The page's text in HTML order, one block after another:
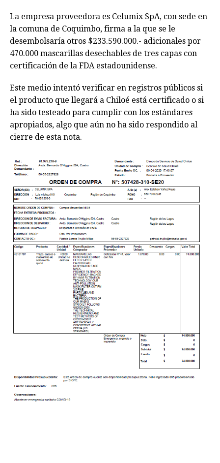
La empresa proveedora es Celumix SpA, con sede en
la comuna de Coquimbo, firma a la que se le
desembolsaría otros $233.590.000.- adicionales por
470.000 mascarillas desechables de tres capas con
certificación de la FDA estadounidense.
Este medio intentó verificar en registros públicos si
el producto que llegará a Chiloé está certificado o si
ha sido testeado para cumplir con los estándares
apropiados, algo que aún no ha sido respondido al
cierre de esta nota.